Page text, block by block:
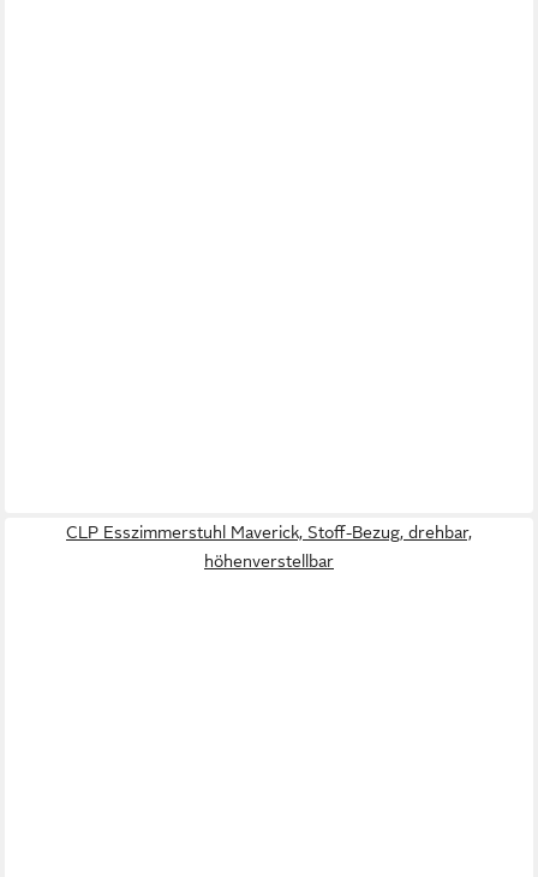
CLP Esszimmerstuhl Maverick, Stoff-Bezug, drehbar,
höhenverstellbar